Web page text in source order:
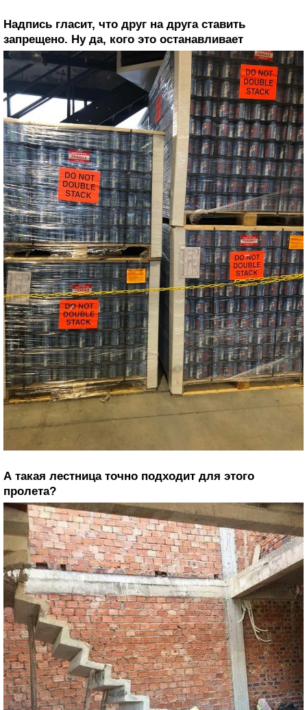
Надпись гласит, что друг на друга ставить
запрещено. Ну да, кого это останавливает
А такая лестница точно подходит для этого
пролета?